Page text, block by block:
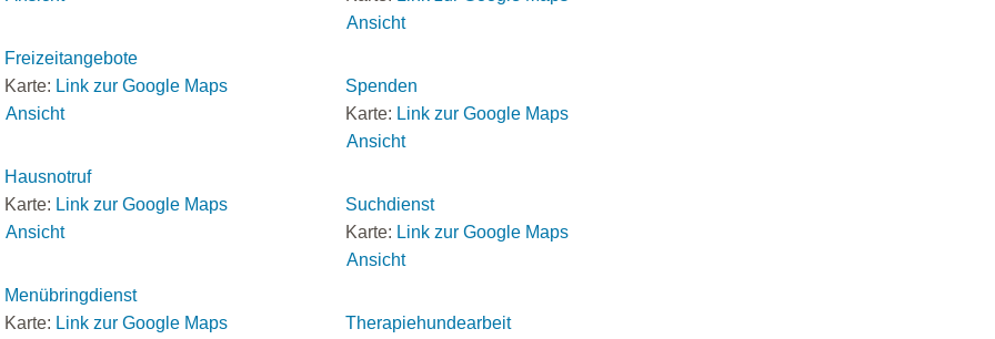
Freizeitangebote
Karte: Link zur Google Maps
Ansicht
Hausnotruf
Karte: Link zur Google Maps
Ansicht
Menübringdienst
Karte: Link zur Google Maps
Ansicht
Spenden
Karte: Link zur Google Maps
Ansicht
Suchdienst
Karte: Link zur Google Maps
Ansicht
Therapiehundearbeit